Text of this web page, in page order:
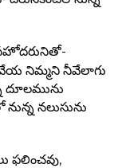
నిమ్మని నీవేలాగు
దూలమును
నలుసును
ఫలించవు,